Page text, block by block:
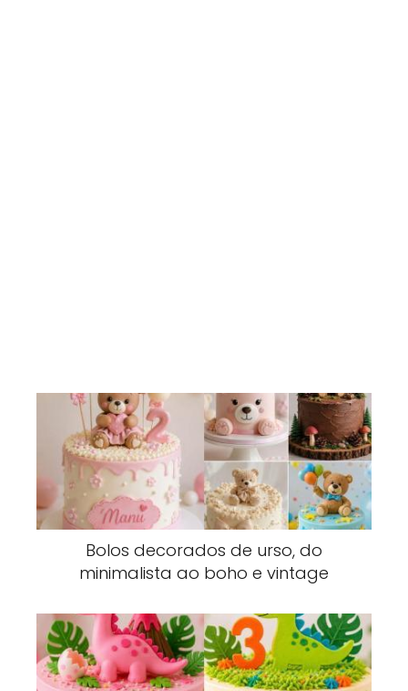
Bolos decorados de urso, do
minimalista ao boho e vintage